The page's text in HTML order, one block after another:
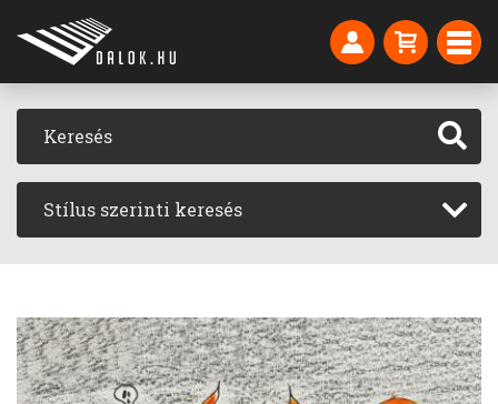
Stílus szerinti keresés